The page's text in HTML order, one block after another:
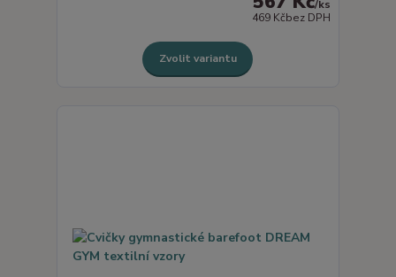
/ks
469 Kčbez DPH
Zvolit variantu